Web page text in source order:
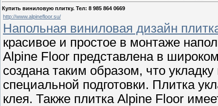
Купить виниловую плитку. Тел: 8 985 864 0669
http://www.alpinefloor.su/
Напольная виниловая дизайн
красивое и простое в монтаже
Alpine Floor представлена в
создана таким образом, что
специальной подготовки. Плитка
клея. Также плитка Alpine Floor